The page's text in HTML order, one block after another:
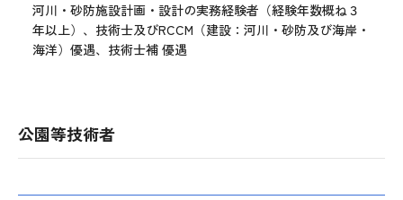
河川・砂防施設計画・設計の実務経験者（経験年数概ね３
年以上）、技術士及びRCCM（建設：河川・砂防及び海岸・
海洋）優遇、技術士補 優遇
公園等技術者